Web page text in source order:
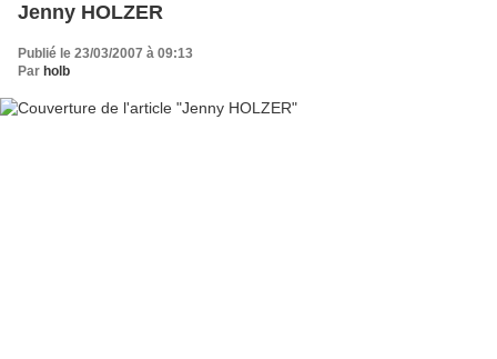
Jenny HOLZER
Publié le 23/03/2007 à 09:13
Par holb